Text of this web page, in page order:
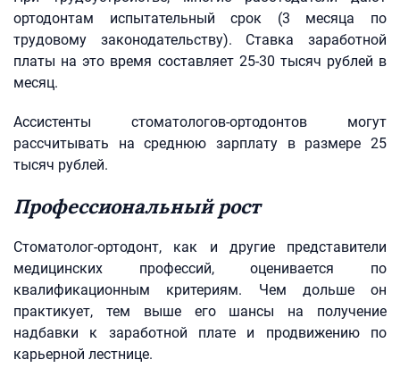
ортодонтам испытательный срок (3 месяца по
трудовому законодательству). Ставка заработной
платы на это время составляет 25-30 тысяч рублей в
месяц.
Ассистенты стоматологов-ортодонтов могут
рассчитывать на среднюю зарплату в размере 25
тысяч рублей.
Профессиональный рост
Стоматолог-ортодонт, как и другие представители
медицинских профессий, оценивается по
квалификационным критериям. Чем дольше он
практикует, тем выше его шансы на получение
надбавки к заработной плате и продвижению по
карьерной лестнице.